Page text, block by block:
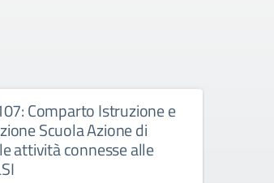
Comparto Istruzione e
Scuola Azione di
attività connesse alle